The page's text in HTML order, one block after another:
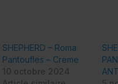
SHEPHERD – Roma
Pantoufles – Creme